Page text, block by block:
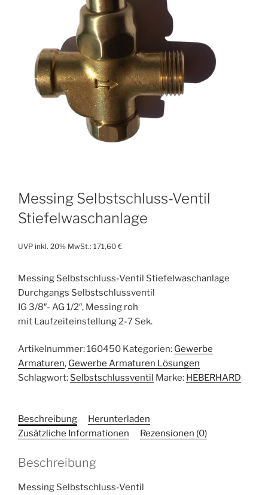
Messing Selbstschluss-Ventil
Stiefelwaschanlage
UVP inkl. 20% MwSt.: 171,60 €
Messing Selbstschluss-Ventil Stiefelwaschanlage
Durchgangs Selbstschlussventil
IG 3/8″- AG 1/2″, Messing roh
mit Laufzeiteinstellung 2-7 Sek.
Artikelnummer:160450 Kategorien: Gewerbe
Armaturen, Gewerbe Armaturen Lösungen
Schlagwort: Selbstschlussventil Marke: HEBERHARD
Beschreibung
Herunterladen
Zusätzliche Informationen
Rezensionen (0)
Beschreibung
Messing Selbstschluss-Ventil